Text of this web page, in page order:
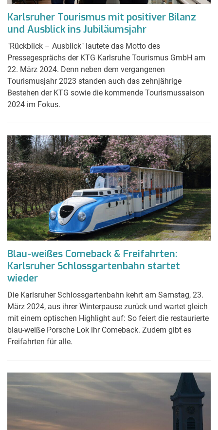
Karlsruher Tourismus mit positiver Bilanz
und Ausblick ins Jubiläumsjahr
"Rückblick – Ausblick" lautete das Motto des
Pressegesprächs der KTG Karlsruhe Tourismus GmbH am
22. März 2024. Denn neben dem vergangenen
Tourismusjahr 2023 standen auch das zehnjährige
Bestehen der KTG sowie die kommende Tourismussaison
2024 im Fokus.
Blau-weißes Comeback & Freifahrten:
Karlsruher Schlossgartenbahn startet
wieder
Die Karlsruher Schlossgartenbahn kehrt am Samstag, 23.
März 2024, aus ihrer Winterpause zurück und wartet gleich
mit einem optischen Highlight auf: So feiert die restaurierte
blau-weiße Porsche Lok ihr Comeback. Zudem gibt es
Freifahrten für alle.